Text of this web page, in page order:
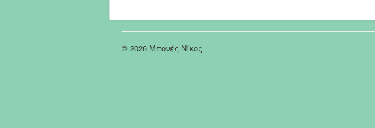
© 2026 Μπονές Νίκος